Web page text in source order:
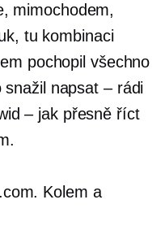
mimochodem,
tu kombinaci
pochopil všechno
napsat – rádi
– jak přesně říct
Kolem a